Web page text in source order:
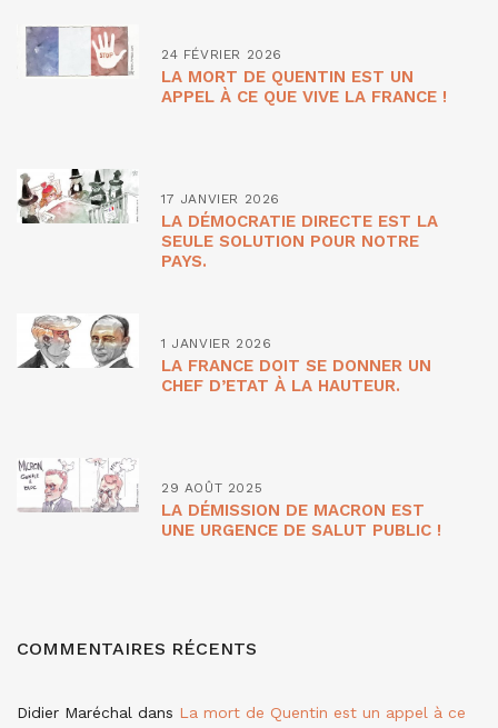
24 FÉVRIER 2026
LA MORT DE QUENTIN EST UN
APPEL À CE QUE VIVE LA FRANCE !
17 JANVIER 2026
LA DÉMOCRATIE DIRECTE EST LA
SEULE SOLUTION POUR NOTRE
PAYS.
1 JANVIER 2026
LA FRANCE DOIT SE DONNER UN
CHEF D’ETAT À LA HAUTEUR.
29 AOÛT 2025
LA DÉMISSION DE MACRON EST
UNE URGENCE DE SALUT PUBLIC !
COMMENTAIRES RÉCENTS
Didier Maréchal dans La mort de Quentin est un appel à ce